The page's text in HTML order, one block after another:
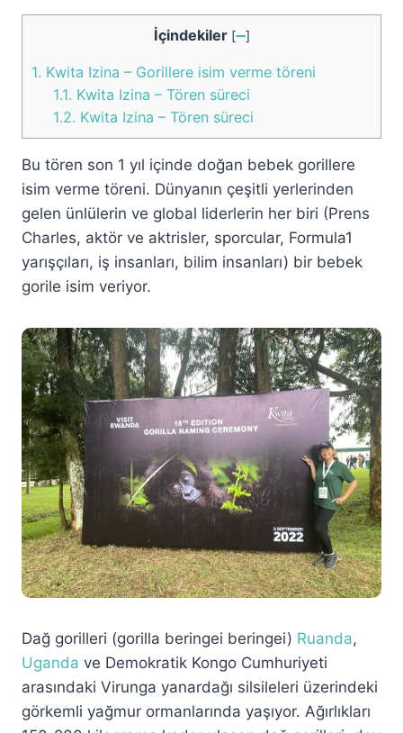
İçindekiler [➖]
1. Kwita Izina – Gorillere isim verme töreni
1.1. Kwita Izina – Tören süreci
1.2. Kwita Izina – Tören süreci
Bu tören son 1 yıl içinde doğan bebek gorillere
isim verme töreni. Dünyanın çeşitli yerlerinden
gelen ünlülerin ve global liderlerin her biri (Prens
Charles, aktör ve aktrisler, sporcular, Formula1
yarışçıları, iş insanları, bilim insanları) bir bebek
gorile isim veriyor.
Dağ gorilleri (gorilla beringei beringei) Ruanda,
Uganda ve Demokratik Kongo Cumhuriyeti
arasındaki Virunga yanardağı silsileleri üzerindeki
görkemli yağmur ormanlarında yaşıyor. Ağırlıkları